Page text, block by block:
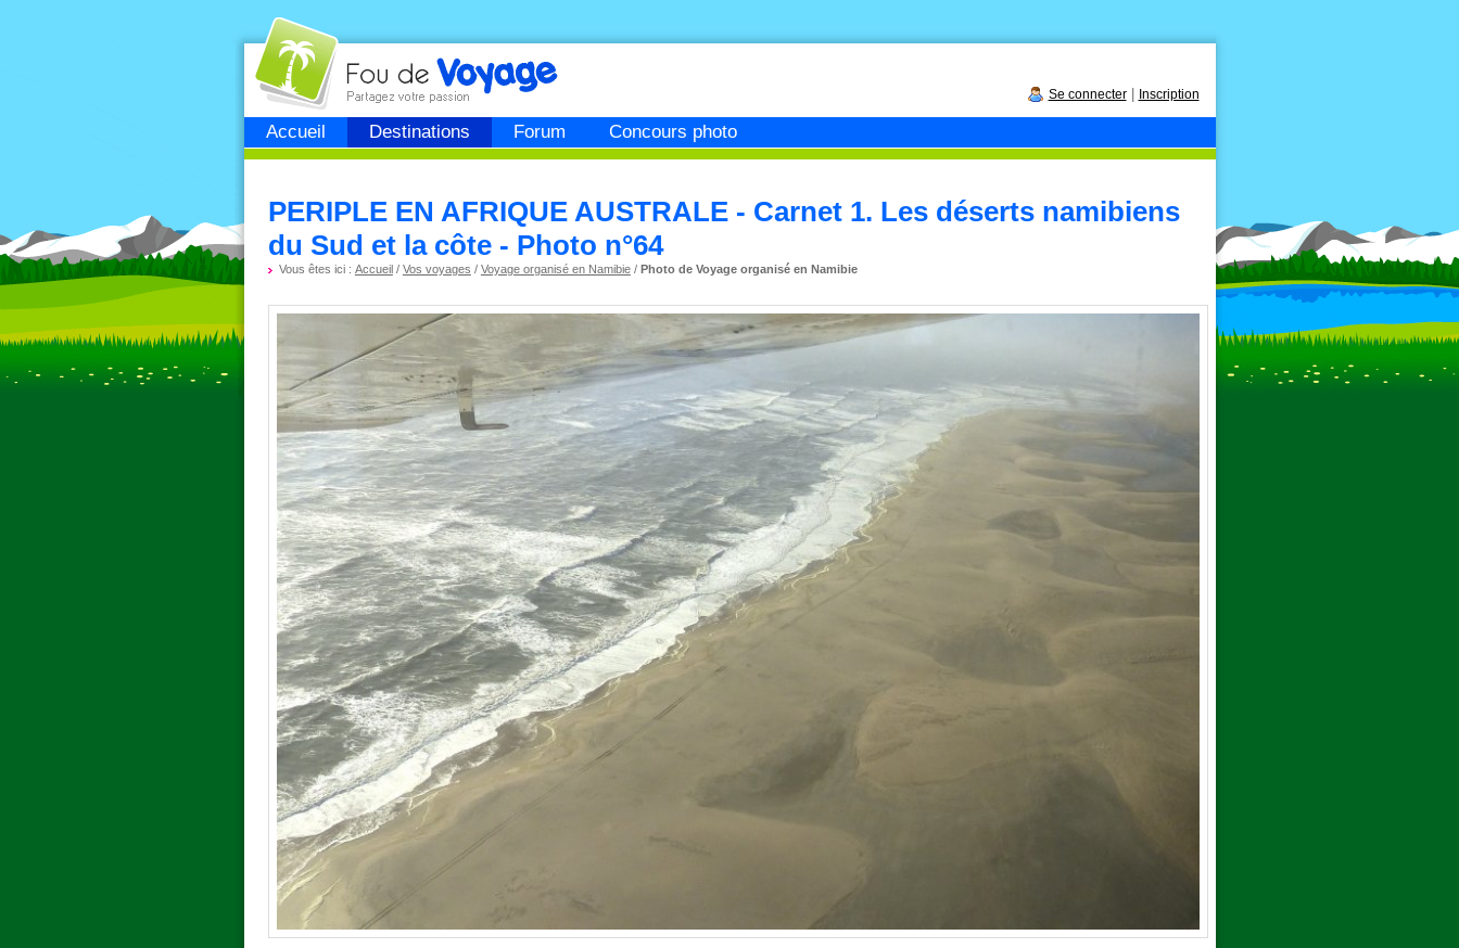
Accueil Destinations Forum Concours photo
Fou devoyage
Se connecter| Inscription
PERIPLE EN AFRIQUE AUSTRALE - Carnet 1. Les déserts namibiens
du Sud et la côte - Photo n°64
Vous êtes ici : Accueil/ Vos voyages / Voyage organisé en Namibie/ Photo de Voyage organisé en Namibie